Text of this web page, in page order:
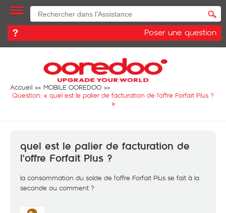
Poser une question
Accueil
MOBILE OOREDOO
Question: « quel est le palier de facturation de l'offre Forfait Plus ?
»
quel est le palier de facturation de
l'offre Forfait Plus ?
la consommation du solde de l'offre Forfait Plus se fait à la
seconde ou comment ?